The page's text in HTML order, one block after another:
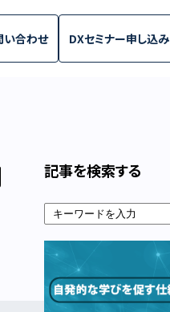
い合わせ DXセミナー申し込み
記事を検索する